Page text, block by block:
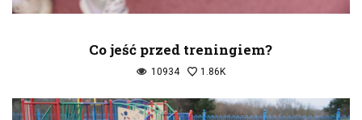
Co jeść przed treningiem?
10934 1.86K